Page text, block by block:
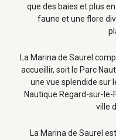
que des baies et plus
faune et une flore
La Marina de Saurel
accueillir, soit le Parc
une vue splendide sur
Nautique Regard-sur-le-
ville
La Marina de Saurel